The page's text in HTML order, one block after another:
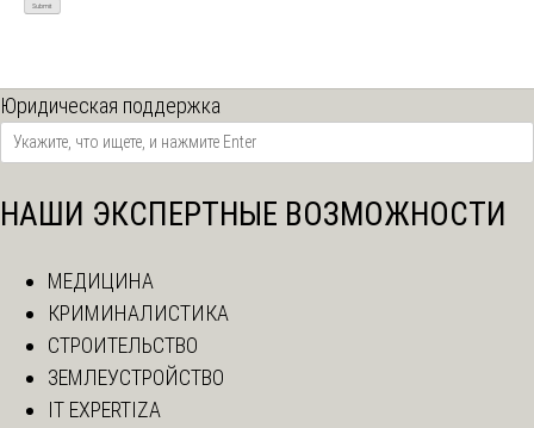
Юридическая поддержка
НАШИ ЭКСПЕРТНЫЕ ВОЗМОЖНОСТИ
МЕДИЦИНА
КРИМИНАЛИСТИКА
СТРОИТЕЛЬСТВО
ЗЕМЛЕУСТРОЙСТВО
IT EXPERTIZA